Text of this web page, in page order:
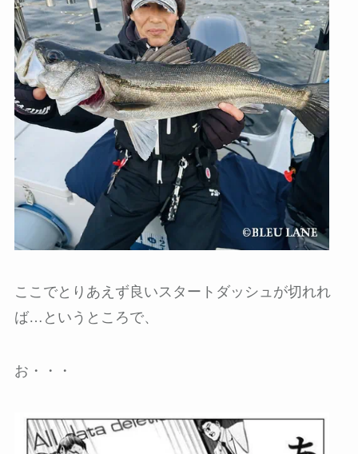
ここでとりあえず良いスタートダッシュが切れれ
ば…というところで、
お・・・